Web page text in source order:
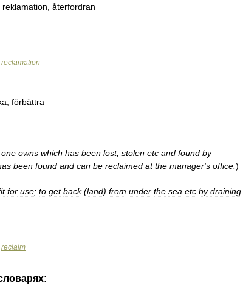
reklamation återfordran
reclamation
; förbättra
one owns which has been lost, stolen etc and found by
been found and can be reclaimed at the manager's office )
for use; to get back(land) from under the sea etc by draining
reclaim